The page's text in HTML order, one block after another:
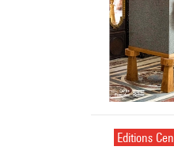
Editions